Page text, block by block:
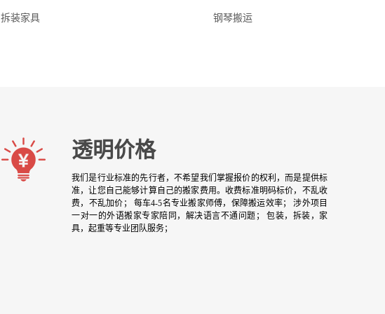
拆装家具 钢琴搬运
透明价格
我们是行业标准的先行者，不希望我们掌握报价的权利，而是提供标
准，让您自己能够计算自己的搬家费用。收费标准明码标价，不乱收
费，不乱加价； 每车4-5名专业搬家师傅，保障搬运效率； 涉外项目
一对一的外语搬家专家陪同，解决语言不通问题； 包装，拆装，家
具，起重等专业团队服务；